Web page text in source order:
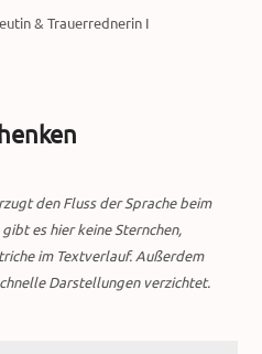
& Trauerrednerin I
den Fluss der Sprache beim
es hier keine Sternchen,
im Textverlauf. Außerdem
Darstellungen verzichtet.